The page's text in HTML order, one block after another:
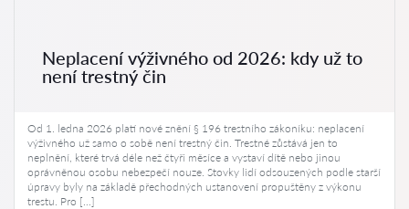
Neplacení výživného od 2026: kdy už to
není trestný čin
Od 1. ledna 2026 platí nové znění § 196 trestního zákoníku: neplacení
výživného už samo o sobě není trestný čin. Trestné zůstává jen to
neplnění, které trvá déle než čtyři měsíce a vystaví dítě nebo jinou
oprávněnou osobu nebezpečí nouze. Stovky lidí odsouzených podle starší
úpravy byly na základě přechodných ustanovení propuštěny z výkonu
trestu. Pro […]